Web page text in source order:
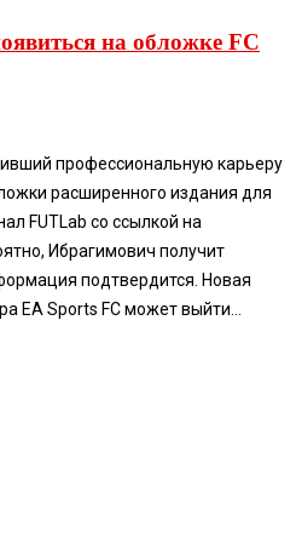
на обложке FC
профессиональную карьеру
расширенного издания для
FUTLab со ссылкой на
Ибрагимович получит
подтвердится. Новая
EA Sports FC может выйти...